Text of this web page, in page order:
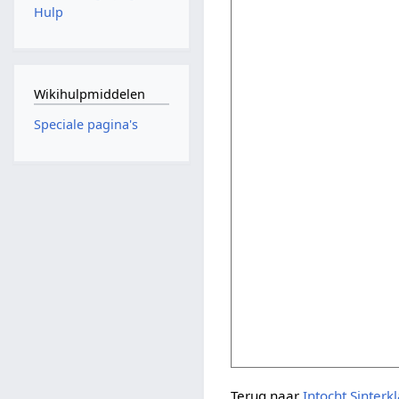
Terug naarIntocht
Hulp
Wikihulpmiddelen
Speciale pagina's